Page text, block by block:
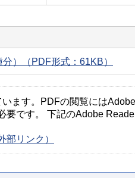
）（PDF形式：61KB）
ます。PDFの閲覧には
要です。 下記のAdobe
リンク）